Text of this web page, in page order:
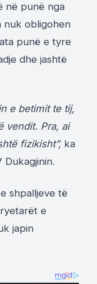
në punë nga
nuk obligohen
punë e tyre
dhe jashtë
e betimit te tij,
vendit. Pra, ai
fizikisht”, ka
shpalljeve të
e
japin